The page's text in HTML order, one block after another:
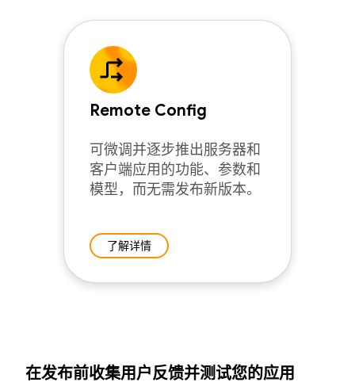
Remote Config
可微调并逐步推出服务器和
客户端应用的功能、参数和
模型，而无需发布新版本。
了解详情
在发布前收集用户反馈并测试您的应用